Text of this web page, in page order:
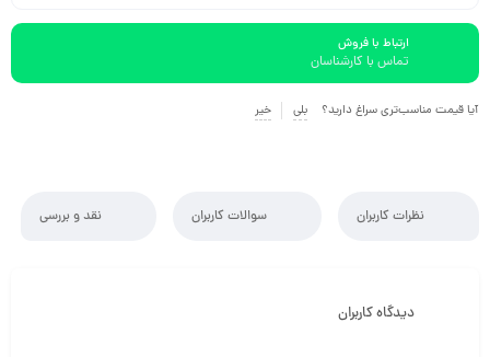
ارتباط با فروش
تماس با کارشناسان
آیا قیمت مناسب‌تری سراغ دارید؟ بلی خیر
نظرات کاربران سوالات کاربران نقد و بررسی
دیدگاه کاربران